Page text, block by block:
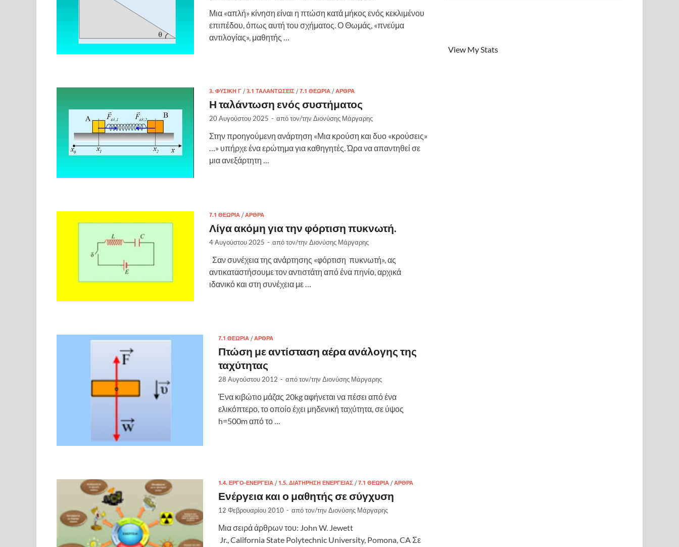
Μια «απλή» κίνηση είναι η πτώση κατά μήκος ενός κεκλιμένου
επιπέδου, όπως αυτή του σχήματος. Ο Θωμάς, «πνεύμα
αντιλογίας», μαθητής …
3. ΦΥΣΙΚΗ Γ /3.1 ΤΑΛΑΝΤΩΣΕΙΣ /7.1 ΘΕΩΡΊΑ /ΑΡΘΡΑ
Η ταλάντωση ενός συστήματος
20 Αυγούστου 2025 - από τον/την Διονύσης Μάργαρης
Στην προηγούμενη ανάρτηση «Μια κρούση και δυο «κρούσεις»
…» υπήρχε ένα ερώτημα για καθηγητές. Ώρα να απαντηθεί σε
μια ανεξάρτητη …
7.1 ΘΕΩΡΊΑ /ΑΡΘΡΑ
Λίγα ακόμη για την φόρτιση πυκνωτή.
4 Αυγούστου 2025 - από τον/την Διονύσης Μάργαρης
Σαν συνέχεια της ανάρτησης «φόρτιση πυκνωτή», ας
αντικαταστήσουμε τον αντιστάτη από ένα πηνίο, αρχικά
ιδανικό και στη συνέχεια με …
7.1 ΘΕΩΡΊΑ /ΑΡΘΡΑ
Πτώση με αντίσταση αέρα ανάλογης της
ταχύτητας
28 Αυγούστου 2012 - από τον/την Διονύσης Μάργαρης
Ένα κιβώτιο μάζας 20kg αφήνεται να πέσει από ένα
ελικόπτερο, το οποίο έχει μηδενική ταχύτητα, σε ύψος
h=500m από το …
1.4. ΕΡΓΟ-ΕΝΕΡΓΕΙΑ / 1.5. ΔΙΑΤΗΡΗΣΗ ΕΝΕΡΓΕΙΑΣ /7.1 ΘΕΩΡΊΑ /ΑΡΘΡΑ
Ενέργεια και ο μαθητής σε σύγχυση
12 Φεβρουαρίου 2010 - από τον/την Διονύσης Μάργαρης
Μια σειρά άρθρων του: John W. Jewett
Jr., California State Polytechnic University, Pomona, CA Σε
View My Stats